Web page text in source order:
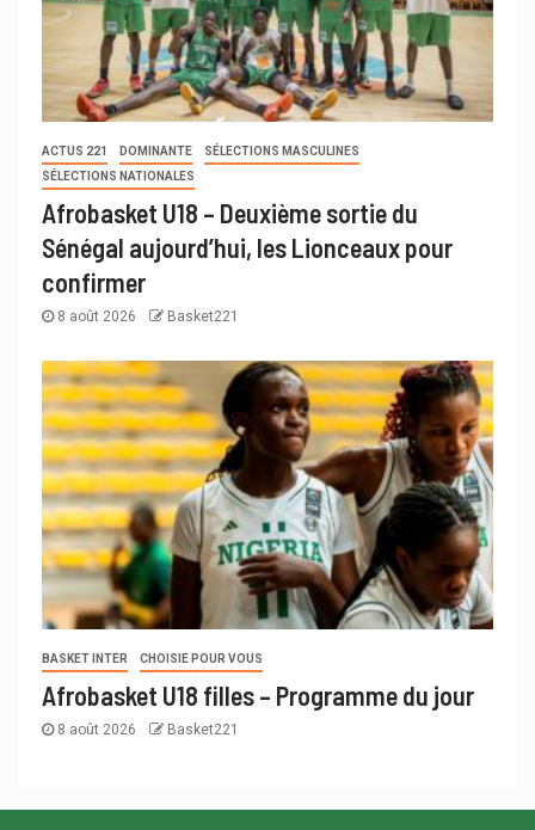
ACTUS 221 DOMINANTE
SÉLECTIONS MASCULINES
SÉLECTIONS NATIONALES
Afrobasket U18 – Deuxième sortie du
Sénégal aujourd’hui, les Lionceaux pour
confirmer
8 août 2026 Basket221
BASKET INTER CHOISIE POUR VOUS
Afrobasket U18 filles – Programme du jour
8 août 2026 Basket221